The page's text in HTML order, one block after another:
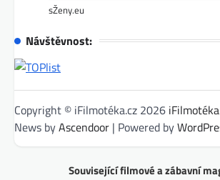
sŽeny.eu
Návštěvnost:
Copyright © iFilmotéka.cz 2026
News byAscendoor | Powered by
Související filmové a zábavní